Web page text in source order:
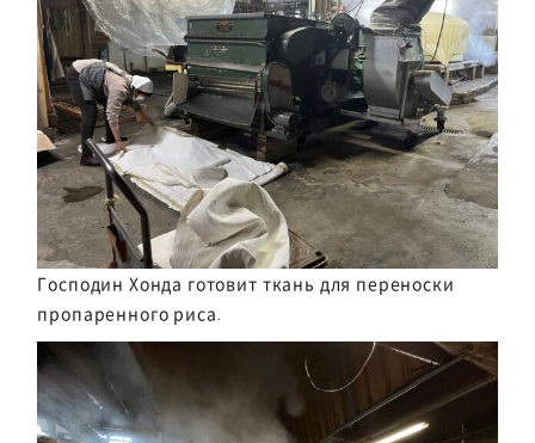
Господин Хонда готовит ткань для переноски
пропаренного риса.